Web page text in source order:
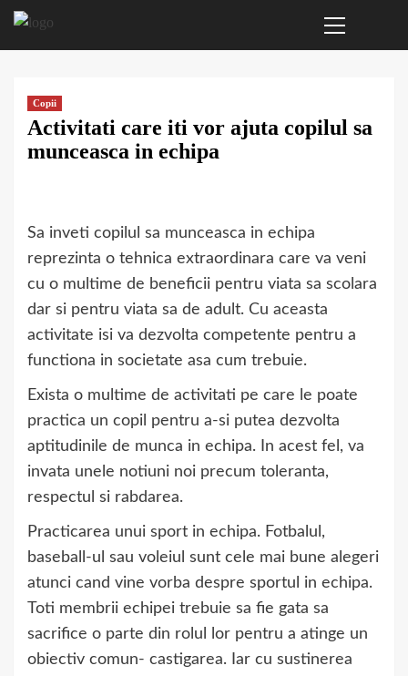
Sari
Menu
Copii
Activitati care iti vor ajuta copilul sa
munceasca in echipa
Sa inveti copilul sa munceasca in echipa
reprezinta o tehnica extraordinara care va veni
cu o multime de beneficii pentru viata sa scolara
dar si pentru viata sa de adult. Cu aceasta
activitate isi va dezvolta competente pentru a
functiona in societate asa cum trebuie.
Exista o multime de activitati pe care le poate
practica un copil pentru a-si putea dezvolta
aptitudinile de munca in echipa. In acest fel, va
invata unele notiuni noi precum toleranta,
respectul si rabdarea.
Practicarea unui sport in echipa. Fotbalul,
baseball-ul sau voleiul sunt cele mai bune alegeri
atunci cand vine vorba despre sportul in echipa.
Toti membrii echipei trebuie sa fie gata sa
sacrifice o parte din rolul lor pentru a atinge un
obiectiv comun- castigarea. Iar cu sustinerea